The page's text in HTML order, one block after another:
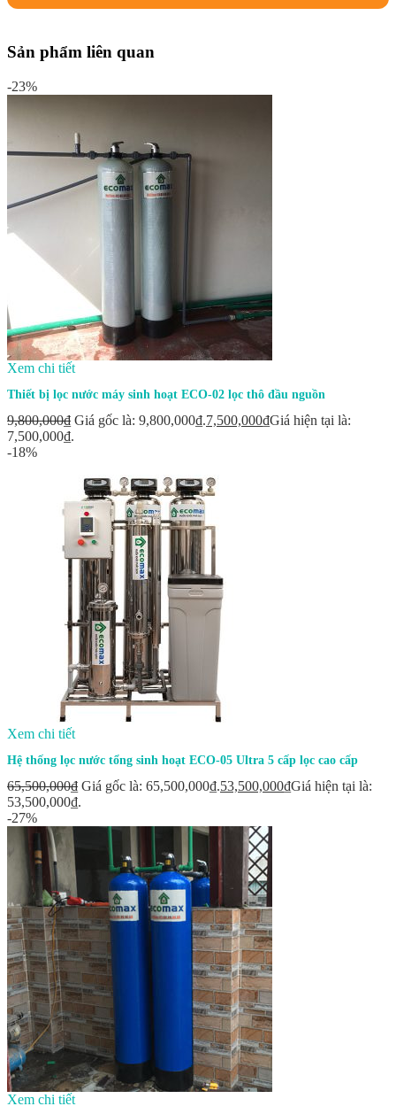
Sản phẩm liên quan
-23%
Xem chi tiết
Thiết bị lọc nước máy sinh hoạt ECO-02 lọc thô đầu nguồn
9,800,000₫ Giá gốc là: 9,800,000₫.7,500,000₫Giá hiện tại là:
7,500,000₫.
-18%
Xem chi tiết
Hệ thống lọc nước tổng sinh hoạt ECO-05 Ultra 5 cấp lọc cao cấp
65,500,000₫ Giá gốc là: 65,500,000₫.53,500,000₫Giá hiện tại là:
53,500,000₫.
-27%
Xem chi tiết